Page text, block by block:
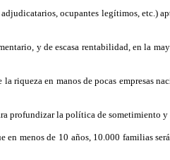
ocupantes legítimos, etc.)
y de escasa rentabilidad, en la
en manos de pocas empresas
profundizar la política de sometimiento y
menos de 10 años, 10.000 familias